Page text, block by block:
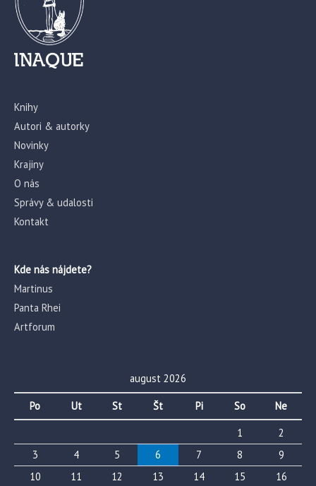
Knihy
Autori & autorky
Novinky
Krajiny
O nás
Správy & udalosti
Kontakt
Kde nás nájdete?
Martinus
Panta Rhei
Artforum
august 2026
Po Ut St Št Pi So
Ne
1
2
3
4 5 6 7 8
9
10
11 12 13 14 15 16